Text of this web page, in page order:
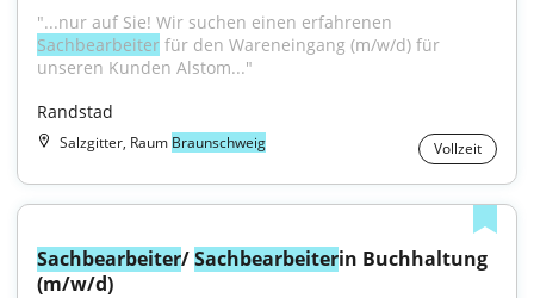
Sachbearbeiter für den Wareneingang (m/w/d) für
unseren Kunden Alstom..."
Randstad
Salzgitter, Raum Braunschweig Vollzeit
Sachbearbeiter/ Sachbearbeiterin Buchhaltung
(m/w/d)